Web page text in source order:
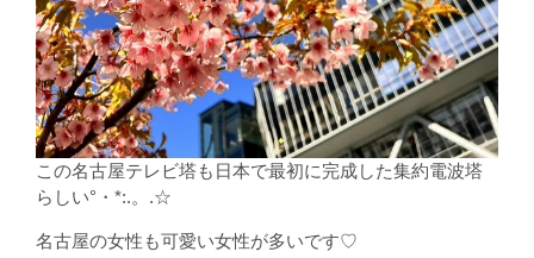
この名古屋テレビ塔も日本で最初に完成した集約電波塔
らしい°・*:.。.☆
名古屋の女性も可愛い女性が多いです♡